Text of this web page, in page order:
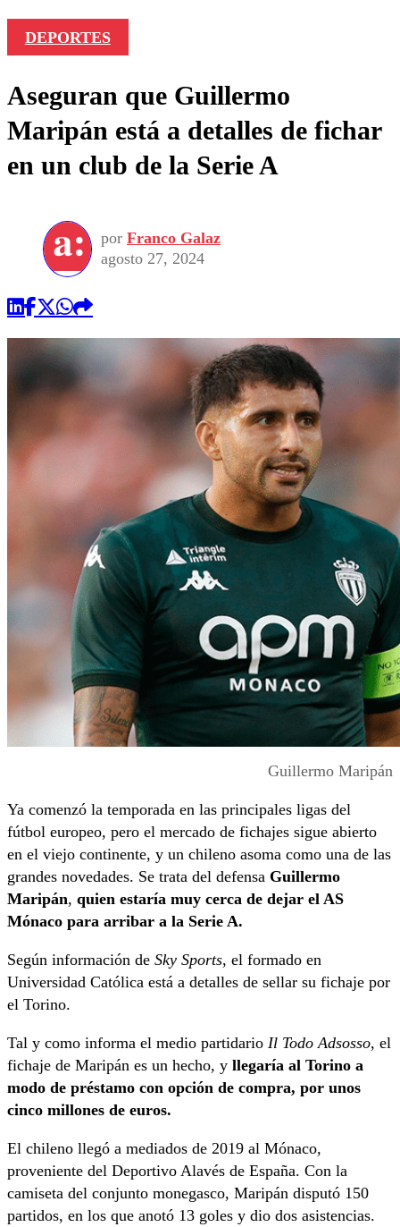
DEPORTES
Aseguran que Guillermo
Maripán está a detalles de fichar
en un club de la Serie A
por Franco Galaz
agosto 27, 2024
Guillermo Maripán
Ya comenzó la temporada en las principales ligas del
fútbol europeo, pero el mercado de fichajes sigue abierto
en el viejo continente, y un chileno asoma como una de las
grandes novedades. Se trata del defensa Guillermo
Maripán, quien estaría muy cerca de dejar el AS
Mónaco para arribar a la Serie A.
Según información de Sky Sports, el formado en
Universidad Católica está a detalles de sellar su fichaje por
el Torino.
Tal y como informa el medio partidario Il Todo Adsosso, el
fichaje de Maripán es un hecho, y llegaría al Torino a
modo de préstamo con opción de compra, por unos
cinco millones de euros.
El chileno llegó a mediados de 2019 al Mónaco,
proveniente del Deportivo Alavés de España. Con la
camiseta del conjunto monegasco, Maripán disputó 150
partidos, en los que anotó 13 goles y dio dos asistencias.